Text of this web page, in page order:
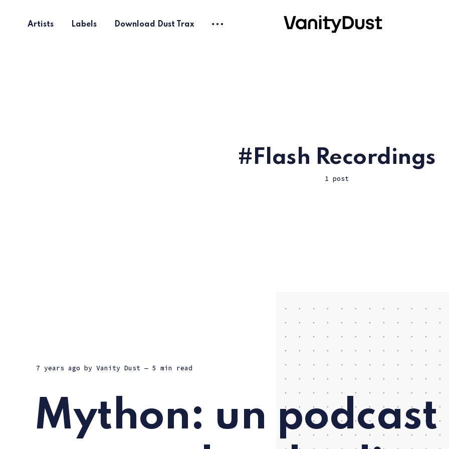
Artists Labels Download Dust Trax
Flash Recordings
1 post
7 years ago by Vanity Dust — 5 min read
Mython: un podcast